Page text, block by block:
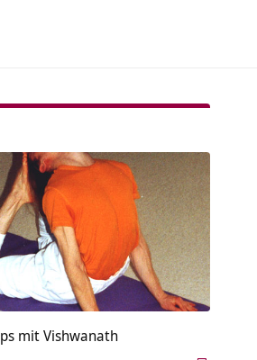
mit Vishwanath